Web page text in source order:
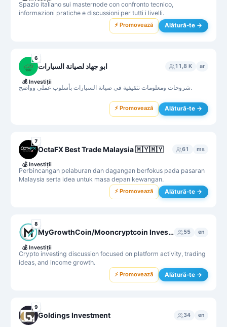
Spazio italiano sui masternode con confronto tecnico,
informazioni pratiche e discussioni per tutti i livelli.
⚡ Promovează Alătură-te →
6
ابو جهاد لصيانة السيارات 11,8 K ar
شروحات ومعلومات تثقيفية في صيانة السيارات بأسلوب عملي وواضح.
💰 Investiții
⚡ Promovează Alătură-te →
7
OctaFX Best Trade Malaysia 🇲🇾🇲🇾 61 ms
Perbincangan pelaburan dan dagangan berfokus pada pasaran
Malaysia serta idea untuk masa depan kewangan.
💰 Investiții
⚡ Promovează Alătură-te →
8
MyGrowthCoin/Mooncryptcoin Investors 55 en
Crypto investing discussion focused on platform activity, trading
ideas, and income growth.
💰 Investiții
⚡ Promovează Alătură-te →
9
Goldings Investment 34 en